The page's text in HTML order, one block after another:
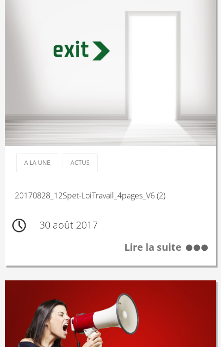
A LA UNE ACTUS
20170828_12Spet-LoiTravail_4pages_V6 (2)
30 août 2017
Lire la suite